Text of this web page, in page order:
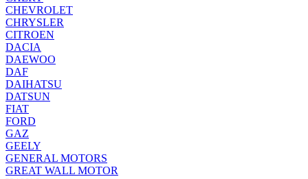
CHEVROLET
CHRYSLER
CITROEN
DACIA
DAEWOO
DAF
DAIHATSU
DATSUN
FIAT
FORD
GAZ
GEELY
GENERAL MOTORS
GREAT WALL MOTOR